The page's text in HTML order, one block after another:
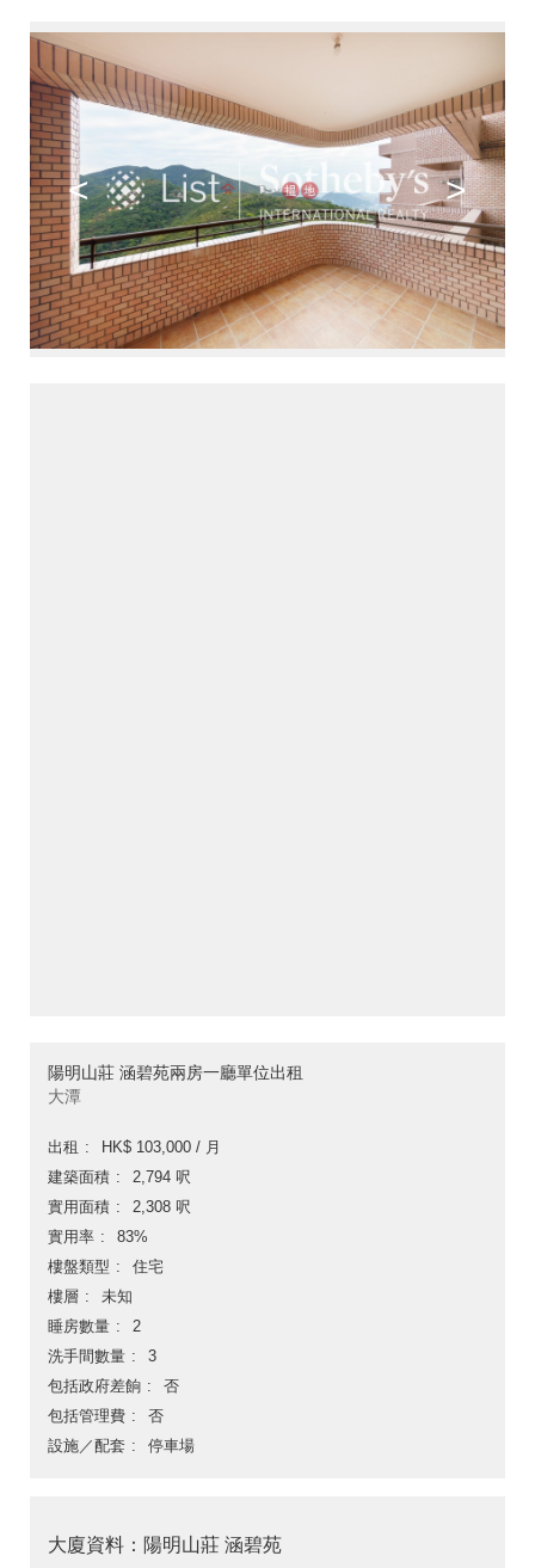
< >
陽明山莊 涵碧苑兩房一廳單位出租
大潭
出租
HK$ 103,000 / 月
建築面積
2,794 呎
實用面積
2,308 呎
實用率
83%
樓盤類型
住宅
樓層
未知
睡房數量
2
洗手間數量
3
包括政府差餉
否
包括管理費
否
設施／配套
停車場
大廈資料：陽明山莊 涵碧苑